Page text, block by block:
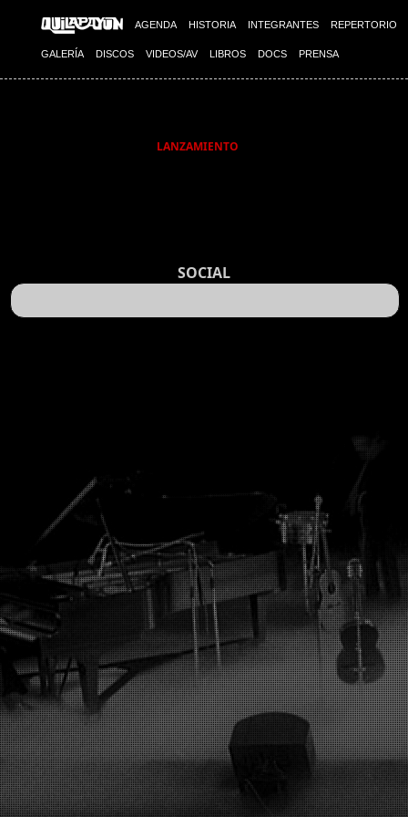
AGENDA HISTORIA INTEGRANTES REPERTORIO
GALERÍA DISCOS VIDEOS/AV LIBROS DOCS PRENSA
LANZAMIENTO
SOCIAL